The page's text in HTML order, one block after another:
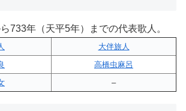
733年（天平5年）までの代表歌人。
大伴旅人
高橋虫麻呂
–